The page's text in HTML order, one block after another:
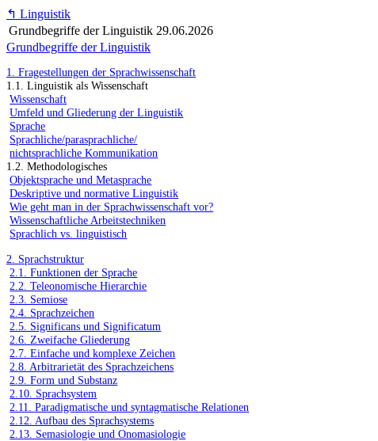
↰ Linguistik
Grundbegriffe der Linguistik 29.06.2026
Grundbegriffe der Linguistik
1. Fragestellungen der Sprachwissenschaft
1.1. Linguistik als Wissenschaft
Wissenschaft
Umfeld und Gliederung der Linguistik
Sprache
Sprachliche/parasprachliche/
nichtsprachliche Kommunikation
1.2. Methodologisches
Objektsprache und Metasprache
Deskriptive und normative Linguistik
Wie geht man in der Sprachwissenschaft vor?
Wissenschaftliche Arbeitstechniken
Sprachlich vs. linguistisch
2. Sprachstruktur
2.1. Funktionen der Sprache
2.2. Teleonomische Hierarchie
2.3. Semiose
2.4. Sprachzeichen
2.5. Significans und Significatum
2.6. Zweifache Gliederung
2.7. Einfache und komplexe Zeichen
2.8. Arbitrarietät des Sprachzeichens
2.9. Form und Substanz
2.10. Sprachsystem
2.11. Paradigmatische und syntagmatische Relationen
2.12. Aufbau des Sprachsystems
2.13. Semasiologie und Onomasiologie